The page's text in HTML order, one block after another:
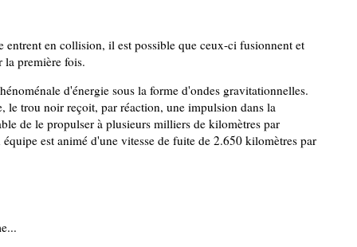
en collision, il est possible que ceux-ci fusionnent et
la première fois.
d'énergie sous la forme d'ondes gravitationnelles.
le trou noir reçoit, par réaction, une impulsion dans la
de le propulser à plusieurs milliers de kilomètres par
est animé d'une vitesse de fuite de 2.650 kilomètres par